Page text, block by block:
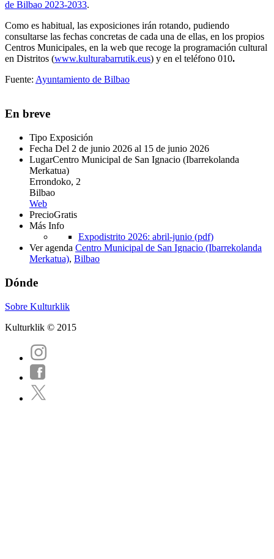
de Bilbao 2023-2033.
Como es habitual, las exposiciones irán rotando, pudiendo
consultarse las fechas concretas de cada una de ellas, en los propios
Centros Municipales, en la web que recoge la programación cultural
en Distritos (www.kulturabarrutik.eus) y en el teléfono 010.
Fuente: Ayuntamiento de Bilbao
En breve
Tipo Exposición
Fecha Del 2 de junio 2026 al 15 de junio 2026
LugarCentro Municipal de San Ignacio (Ibarrekolanda
Merkatua)
Errondoko, 2
Bilbao
Web
PrecioGratis
Más Info
Expodistrito 2026: abril-junio (pdf)
Ver agenda Centro Municipal de San Ignacio (Ibarrekolanda
Merkatua), Bilbao
Dónde
Sobre Kulturklik
Kulturklik © 2015